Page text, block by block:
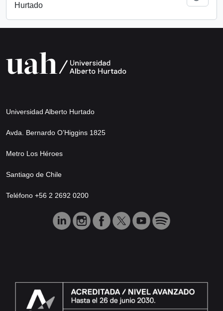
Hurtado
Universidad Alberto Hurtado
Avda. Bernardo O’Higgins 1825
Metro Los Héroes
Santiago de Chile
Teléfono +56 2 2692 0200